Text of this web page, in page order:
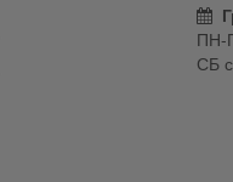
ПН-
СБ